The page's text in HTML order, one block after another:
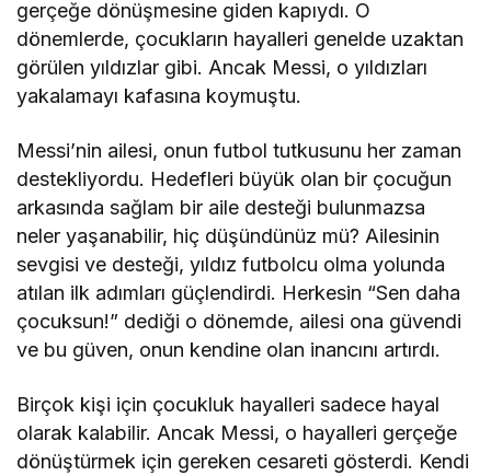
gerçeğe dönüşmesine giden kapıydı. O
dönemlerde, çocukların hayalleri genelde uzaktan
görülen yıldızlar gibi. Ancak Messi, o yıldızları
yakalamayı kafasına koymuştu.
Messi’nin ailesi, onun futbol tutkusunu her zaman
destekliyordu. Hedefleri büyük olan bir çocuğun
arkasında sağlam bir aile desteği bulunmazsa
neler yaşanabilir, hiç düşündünüz mü? Ailesinin
sevgisi ve desteği, yıldız futbolcu olma yolunda
atılan ilk adımları güçlendirdi. Herkesin “Sen daha
çocuksun!” dediği o dönemde, ailesi ona güvendi
ve bu güven, onun kendine olan inancını artırdı.
Birçok kişi için çocukluk hayalleri sadece hayal
olarak kalabilir. Ancak Messi, o hayalleri gerçeğe
dönüştürmek için gereken cesareti gösterdi. Kendi